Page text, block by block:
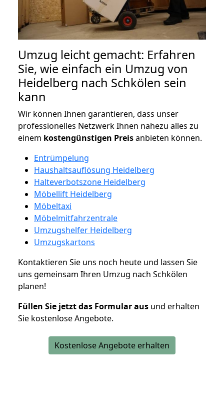
Umzug leicht gemacht: Erfahren
Sie, wie einfach ein Umzug von
Heidelberg nach Schkölen sein
kann
Wir können Ihnen garantieren, dass unser
professionelles Netzwerk Ihnen nahezu alles zu
einem kostengünstigen Preisanbieten können.
Entrümpelung
Haushaltsauflösung Heidelberg
Halteverbotszone Heidelberg
Möbellift Heidelberg
Möbeltaxi
Möbelmitfahrzentrale
Umzugshelfer Heidelberg
Umzugskartons
Kontaktieren Sie uns noch heute und lassen Sie
uns gemeinsam Ihren Umzug nach Schkölen
planen!
Füllen Sie jetzt das Formular aus und erhalten
Sie kostenlose Angebote.
Kostenlose Angebote erhalten